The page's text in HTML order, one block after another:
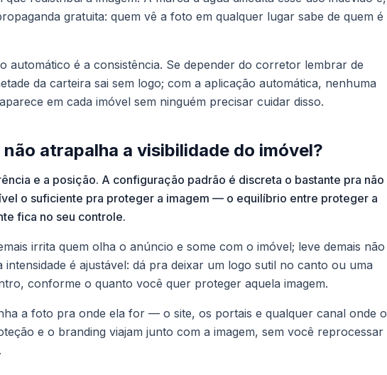
gratuita: quem vê a foto em qualquer lugar sabe de quem é
automático é a consistência. Se depender do corretor lembrar de
da carteira sai sem logo; com a aplicação automática, nenhuma
em cada imóvel sem ninguém precisar cuidar disso.
atrapalha a visibilidade do imóvel?
e a posição. A configuração padrão é discreta o bastante pra não
o suficiente pra proteger a imagem — o equilíbrio entre proteger a
fica no seu controle.
irrita quem olha o anúncio e some com o imóvel; leve demais não
intensidade é ajustável: dá pra deixar um logo sutil no canto ou uma
conforme o quanto você quer proteger aquela imagem.
a foto pra onde ela for — o site, os portais e qualquer canal onde o
e o branding viajam junto com a imagem, sem você reprocessar